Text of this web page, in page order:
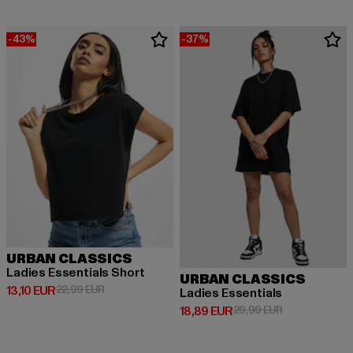
-43%
URBAN CLASSICS
Ladies Essentials Short
13,10 EUR
Derzeitiger Preis: 13,10 EUR
22,99 EURAktionspreis: 22,99 EUR
-37%
URBAN CLASSICS
Ladies Essentials
18,89 EUR
Derzeitiger Preis: 18,89 EUR
29,99 EURAktionspreis: